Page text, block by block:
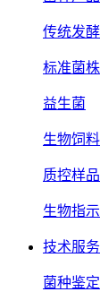
传统发
标准菌株
益生菌
生物饲
质控样品
生物指示
技术服务
菌种鉴定